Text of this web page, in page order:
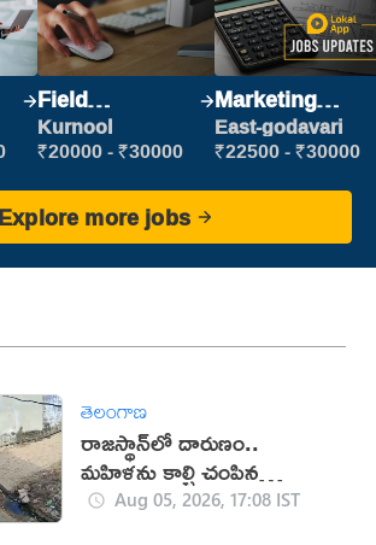
Field
Marketing
Executive
Kurnool
₹20000 - ₹30000
Marketing
Executive
East-godavari
₹22500 - ₹30000
Explore more jobs
తెలంగాణ
రాజస్థాన్‌లో దారుణం..
మహిళను కాల్చి చంపిన
యువకుడు (వీడియో)
Aug 05, 2026, 17:08 IST